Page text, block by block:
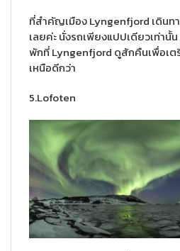
ที่สำคัญเมือง Lyngenfjord เดินท
เลยค่ะ นั่งรถเพียงแปปเดียวเท่านั้น
พักที่ Lyngenfjord ดูสักคืนเพื่อเ
เหนือดีกว่า
5.Lofoten